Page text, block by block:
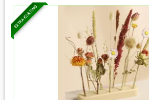
EXTRA KORTING